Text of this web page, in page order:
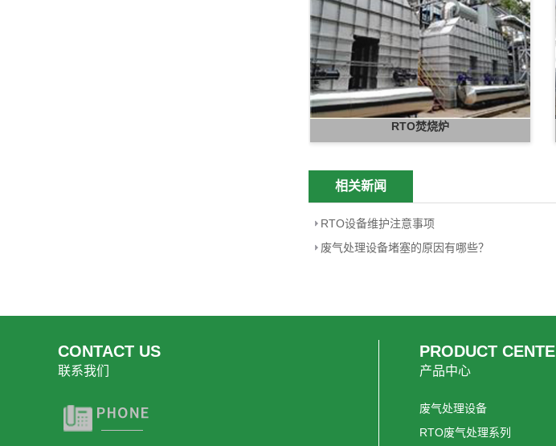
RTO焚烧炉
相关新闻
RTO设备维护注意事项
废气处理设备堵塞的原因有哪些？
CONTACT US
联系我们
PRODUCT CENTE
产品中心
废气处理设备
RTO废气处理系列